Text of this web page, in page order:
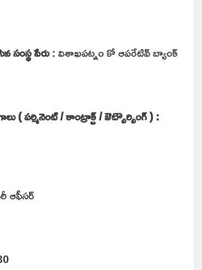
సంస్థ పేరు: విశాఖపట్నం కో ఆపరేటివ్ బ్యాంక్
( పర్మినెంట్ / కాంట్రాక్ట్ / ఔట్సౌర్సింగ్ ) :
ఆఫీసర్